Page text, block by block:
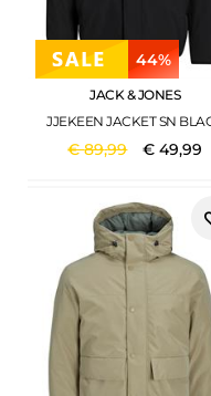
44%
JACK & JONES
JJEKEEN JACKET SN
€89,99 €49,99